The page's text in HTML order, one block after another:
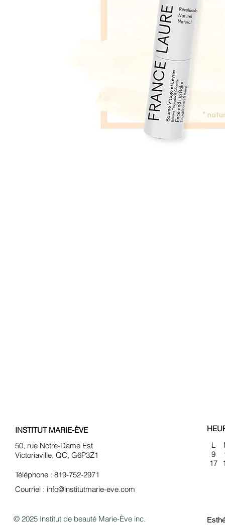
INSTITUT MARIE-ÈVE
50, rue Notre-Dame Est
Victoriaville, QC, G6P3Z1
L
9
17
Téléphone : 819-752-2971
Courriel : info@institutmarie-eve.com
© 2025 Institut de beauté Marie-Ève inc.